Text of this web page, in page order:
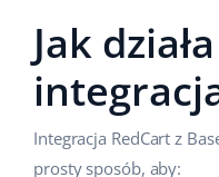
Jak
Integracja RedCart z
prosty sposób, aby: